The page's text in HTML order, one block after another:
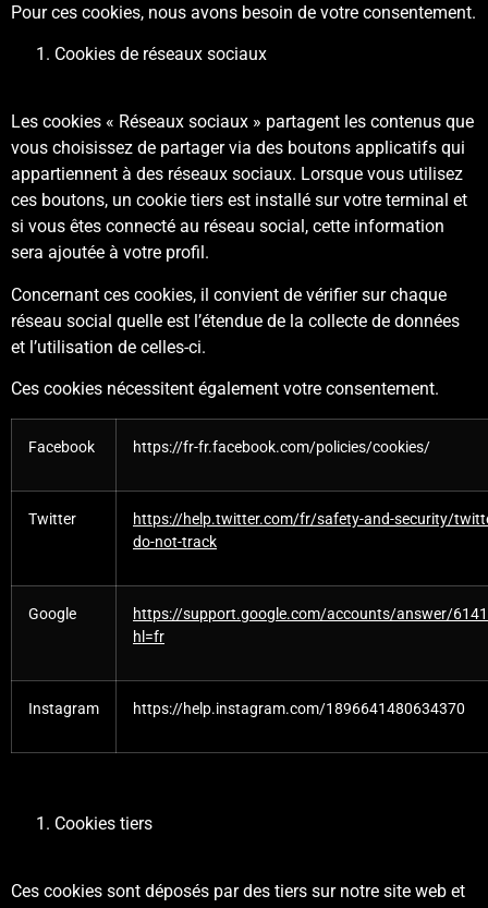
Pour ces cookies, nous avons besoin de votre consentement.
Cookies de réseaux sociaux
Les cookies « Réseaux sociaux » partagent les contenus que
vous choisissez de partager via des boutons applicatifs qui
appartiennent à des réseaux sociaux. Lorsque vous utilisez
ces boutons, un cookie tiers est installé sur votre terminal et
si vous êtes connecté au réseau social, cette information
sera ajoutée à votre profil.
Concernant ces cookies, il convient de vérifier sur chaque
réseau social quelle est l’étendue de la collecte de données
et l’utilisation de celles-ci.
Ces cookies nécessitent également votre consentement.
Facebook https://fr-fr.facebook.com/policies/cookies/
Twitter
https://help.twitter.com/fr/safety-and-security/
do-not-track
Google
https://support.google.com/accounts/answer/
hl=fr
Instagram https://help.instagram.com/1896641480634370
Cookies tiers
Ces cookies sont déposés par des tiers sur notre site web et